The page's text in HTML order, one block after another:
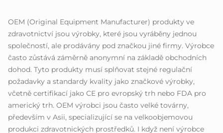
OEM (Original Equipment Manufacturer) produkty ve
zdravotnictví jsou výrobky, které jsou vyráběny jednou
společností, ale prodávány pod značkou jiné firmy. Výrobce
často zůstává záměrně anonymní na základě obchodních
dohod. Tyto produkty musí splňovat stejné regulační
požadavky a standardy kvality jako značkové výrobky,
včetně certifikací jako CE pro evropský trh nebo FDA pro
americký trh. OEM výrobci jsou často velké továrny,
především v Asii, specializující se na velkoobjemovou
produkci zdravotnických prostředků. I když není výrobce